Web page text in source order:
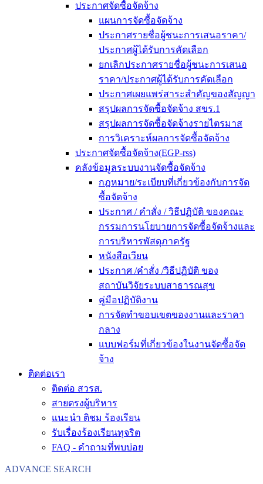
ประกาศจัดซื้อจัดจ้าง
แผนการจัดซื้อจัดจ้าง
ประกาศรายชื่อผู้ชนะการเสนอราคา/
ประกาศผู้ได้รับการคัดเลือก
ยกเลิกประกาศรายชื่อผู้ชนะการเสนอ
ราคา/ประกาศผู้ได้รับการคัดเลือก
ประกาศเผยแพร่สาระสำคัญของสัญญา
สรุปผลการจัดซื้อจัดจ้าง สขร.1
สรุปผลการจัดซื้อจัดจ้างรายไตรมาส
การวิเคราะห์ผลการจัดซื้อจัดจ้าง
ประกาศจัดซื้อจัดจ้าง(EGP-rss)
คลังข้อมูลระบบงานจัดซื้อจัดจ้าง
กฎหมาย/ระเบียบที่เกี่ยวข้องกับการจัด
ซื้อจัดจ้าง
ประกาศ / คำสั่ง / วิธีปฏิบัติ ของคณะ
กรรมการนโยบายการจัดซื้อจัดจ้างและ
การบริหารพัสดุภาครัฐ
หนังสือเวียน
ประกาศ /คำสั่ง /วิธีปฏิบัติ ของ
สถาบันวิจัยระบบสาธารณสุข
คู่มือปฏิบัติงาน
การจัดทำขอบเขตของงานและราคา
กลาง
แบบฟอร์มที่เกี่ยวข้องในงานจัดซื้อจัด
จ้าง
ติดต่อเรา
ติดต่อ สวรส.
สายตรงผู้บริหาร
แนะนำ ติชม ร้องเรียน
รับเรื่องร้องเรียนทุจริต
FAQ - คำถามที่พบบ่อย
ADVANCE SEARCH